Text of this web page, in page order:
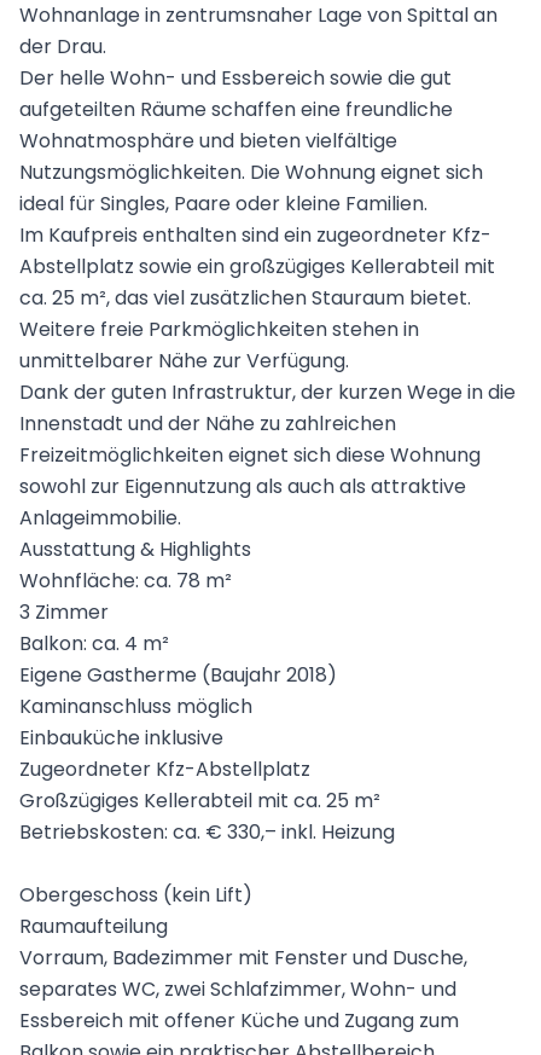
Wohnanlage in zentrumsnaher Lage von Spittal an
der Drau.
Der helle Wohn- und Essbereich sowie die gut
aufgeteilten Räume schaffen eine freundliche
Wohnatmosphäre und bieten vielfältige
Nutzungsmöglichkeiten. Die Wohnung eignet sich
ideal für Singles, Paare oder kleine Familien.
Im Kaufpreis enthalten sind ein zugeordneter Kfz-
Abstellplatz sowie ein großzügiges Kellerabteil mit
ca. 25 m², das viel zusätzlichen Stauraum bietet.
Weitere freie Parkmöglichkeiten stehen in
unmittelbarer Nähe zur Verfügung.
Dank der guten Infrastruktur, der kurzen Wege in die
Innenstadt und der Nähe zu zahlreichen
Freizeitmöglichkeiten eignet sich diese Wohnung
sowohl zur Eigennutzung als auch als attraktive
Anlageimmobilie.
Ausstattung & Highlights
Wohnfläche: ca. 78 m²
3 Zimmer
Balkon: ca. 4 m²
Eigene Gastherme (Baujahr 2018)
Kaminanschluss möglich
Einbauküche inklusive
Zugeordneter Kfz-Abstellplatz
Großzügiges Kellerabteil mit ca. 25 m²
Betriebskosten: ca. € 330,– inkl. Heizung
Obergeschoss (kein Lift)
Raumaufteilung
Vorraum, Badezimmer mit Fenster und Dusche,
separates WC, zwei Schlafzimmer, Wohn- und
Essbereich mit offener Küche und Zugang zum